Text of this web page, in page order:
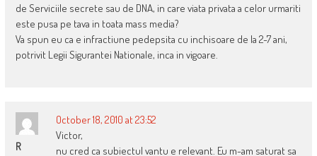
de Serviciile secrete sau de DNA, in care viata privata a celor urmariti
este pusa pe tava in toata mass media?
Va spun eu ca e infractiune pedepsita cu inchisoare de la 2-7 ani,
potrivit Legii Sigurantei Nationale, inca in vigoare.
R
October 18, 2010 at 23:52
Victor,
nu cred ca subiectul vantu e relevant. Eu m-am saturat sa